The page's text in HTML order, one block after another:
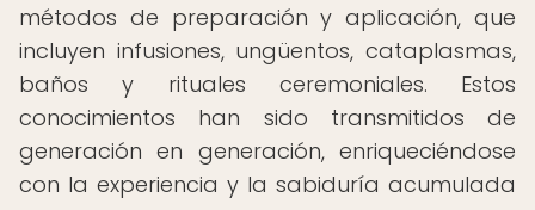
métodos de preparación y aplicación, que
incluyen infusiones, ungüentos, cataplasmas,
baños y rituales ceremoniales. Estos
conocimientos han sido transmitidos de
generación en generación, enriqueciéndose
con la experiencia y la sabiduría acumulada